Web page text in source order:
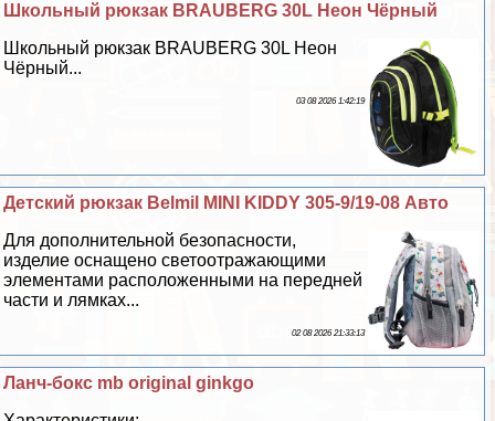
Школьный рюкзак BRAUBERG 30L Неон Чёрный
Школьный рюкзак BRAUBERG 30L Неон
Чёрный...
03 08 2026 1:42:19
Детский рюкзак Belmil MINI KIDDY 305-9/19-08 Авто
Для дополнительной безопасности,
изделие оснащено светоотражающими
элементами расположенными на передней
части и лямках...
02 08 2026 21:33:13
Ланч-бокс mb original ginkgo